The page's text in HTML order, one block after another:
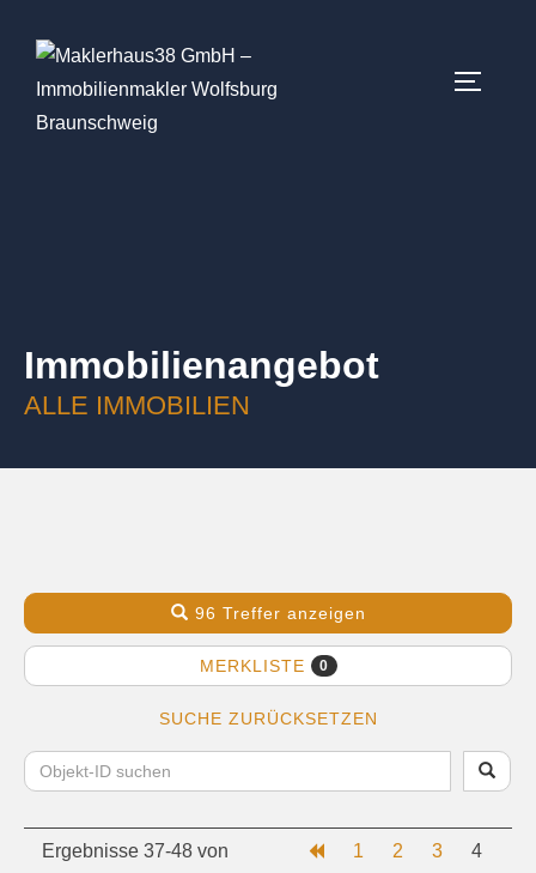
Immobilien­angebot
ALLE IMMOBILIEN
96 Treffer anzeigen
MERKLISTE 0
SUCHE ZURÜCKSETZEN
Ergebnisse 37-48 von
1 2 3
4